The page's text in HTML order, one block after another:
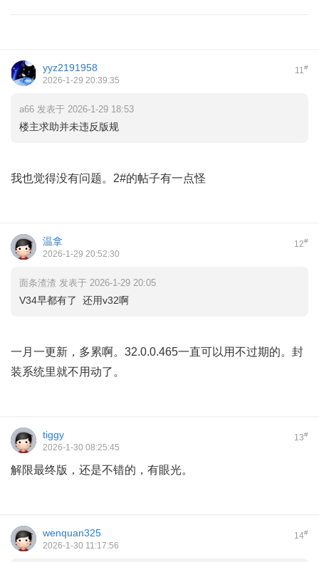
11#
yyz2191958
2026-1-29 20:39:35
a66 发表于 2026-1-29 18:53
楼主求助并未违反版规
我也觉得没有问题。2#的帖子有一点怪
12#
温拿
2026-1-29 20:52:30
面条渣渣 发表于 2026-1-29 20:05
V34早都有了 还用v32啊
一月一更新，多累啊。32.0.0.465一直可以用不过期的。封
装系统里就不用动了。
13#
tiggy
2026-1-30 08:25:45
解限最终版，还是不错的，有眼光。
14#
wenquan325
2026-1-30 11:17:56